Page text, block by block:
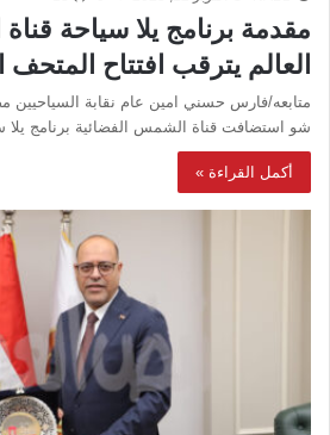
مقدمة برنامج يلا سياحة
العالم يترقب افتتاح المتحف
متابعه/فارس حسني امين عام نقابة
شو استضافت قناة الشمس الفضائية برنامج
أكمل القراءة »